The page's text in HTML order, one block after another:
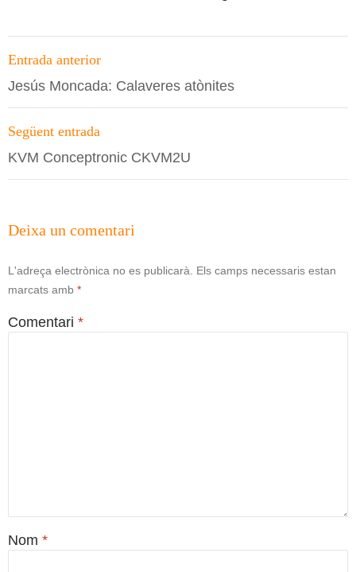
Navegació
per
les
entrades
Entrada anterior
Jesús Moncada: Calaveres atònites
Següent entrada
KVM Conceptronic CKVM2U
Deixa un comentari
L'adreça electrònica no es publicarà. Els camps necessaris estan
marcats amb *
Comentari *
Nom *